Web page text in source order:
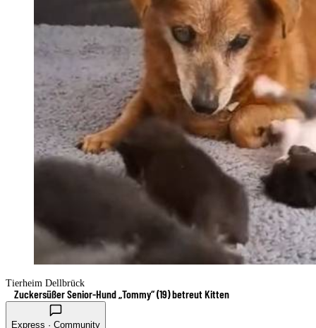
Tierheim Dellbrück
Zuckersüßer Senior-Hund „Tommy“ (19) betreut Kitten
Express · Community